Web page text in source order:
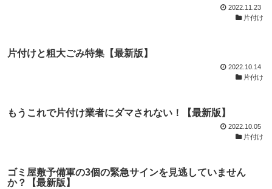
2022.11.23
片付け
片付けと粗大ごみ特集【最新版】
2022.10.14
片付け
もうこれで片付け業者にダマされない！【最新版】
2022.10.05
片付け
ゴミ屋敷予備軍の3個の緊急サインを見逃していません
か？【最新版】